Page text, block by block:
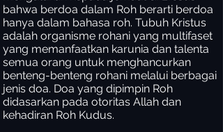
bahwa berdoa dalam Roh berarti berdoa
hanya dalam bahasa roh. Tubuh Kristus
adalah organisme rohani yang multifaset
yang memanfaatkan karunia dan talenta
semua orang untuk menghancurkan
benteng-benteng rohani melalui berbagai
jenis doa. Doa yang dipimpin Roh
didasarkan pada otoritas Allah dan
kehadiran Roh Kudus.